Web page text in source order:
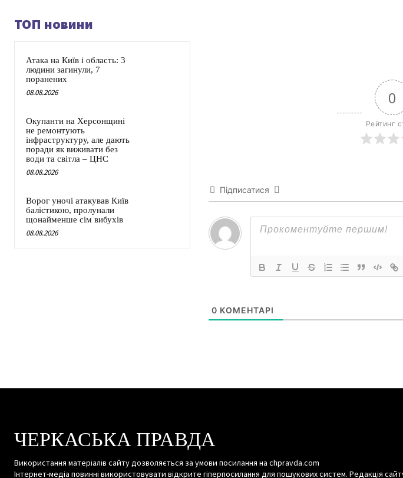
ТОП новини
Атака на Київ і область: 3
людини загинули, 7
поранених
08.08.2026
Окупанти на Херсонщині
не ремонтують
інфраструктуру, але дають
поради як виживати без
води та світла – ЦНС
08.08.2026
Ворог уночі атакував Київ
балістикою, пролунали
щонайменше сім вибухів
08.08.2026
0
Рейтинг
Підписатися
0 КОМЕНТАРІ
ЧЕРКАСЬКА ПРАВДА
Використання матеріалів сайту дозволяється за умови посилання на chpravda.com
Інтернет-медіа повинні використовувати відкрите гіперпосилання для пошукових систем. Редакція